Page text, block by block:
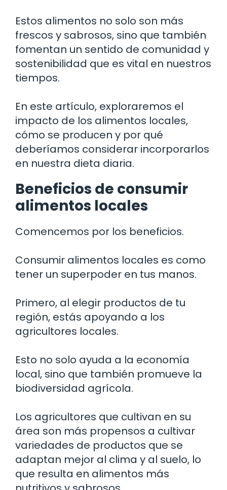
Estos alimentos no solo son más
frescos y sabrosos, sino que también
fomentan un sentido de comunidad y
sostenibilidad que es vital en nuestros
tiempos.
En este artículo, exploraremos el
impacto de los alimentos locales,
cómo se producen y por qué
deberíamos considerar incorporarlos
en nuestra dieta diaria.
Beneficios de consumir
alimentos locales
Comencemos por los beneficios.
Consumir alimentos locales es como
tener un superpoder en tus manos.
Primero, al elegir productos de tu
región, estás apoyando a los
agricultores locales.
Esto no solo ayuda a la economía
local, sino que también promueve la
biodiversidad agrícola.
Los agricultores que cultivan en su
área son más propensos a cultivar
variedades de productos que se
adaptan mejor al clima y al suelo, lo
que resulta en alimentos más